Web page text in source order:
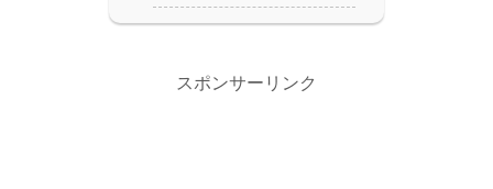
スポンサーリンク